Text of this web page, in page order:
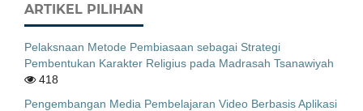
ARTIKEL PILIHAN
Pelaksnaan Metode Pembiasaan sebagai Strategi
Pembentukan Karakter Religius pada Madrasah Tsanawiyah
418
Pengembangan Media Pembelajaran Video Berbasis Aplikasi